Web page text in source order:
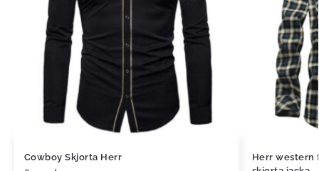
Cowboy Skjorta Herr
Herr